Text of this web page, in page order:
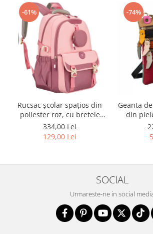
-61%
Rucsac școlar spațios din
poliester roz, cu bretele
reglabile - Peterson PTR-
PTN 8610-1327 PINK
334,00 Lei
129,00 Lei
-74%
Geanta
din
1718-
SOCIAL
Urmareste-ne in social